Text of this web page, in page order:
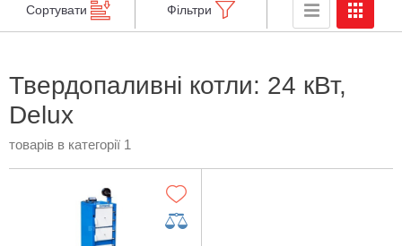
Сортувати Фільтри
Твердопаливні котли: 24 кВт,
Delux
товарів в категорії 1